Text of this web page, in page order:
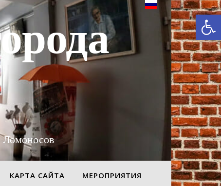
КАРТА САЙТА МЕРОПРИЯТИЯ